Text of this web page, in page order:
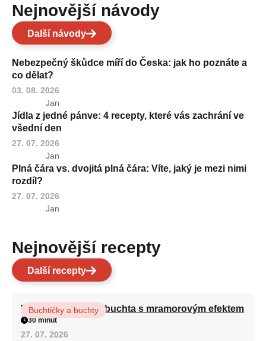
Nejnovější návody
Další návody
Nebezpečný škůdce míří do Česka: jak ho poznáte a
co dělat?
03. 08. 2026
Jan
Jídla z jedné pánve: 4 recepty, které vás zachrání ve
všední den
27. 07. 2026
Jan
Plná čára vs. dvojitá plná čára: Víte, jaký je mezi nimi
rozdíl?
27. 07. 2026
Jan
Nejnovější recepty
Další recepty
Vláčná olejová litá buchta s mramorovým efektem
Buchtičky a buchty
30 minut
27. 07. 2026